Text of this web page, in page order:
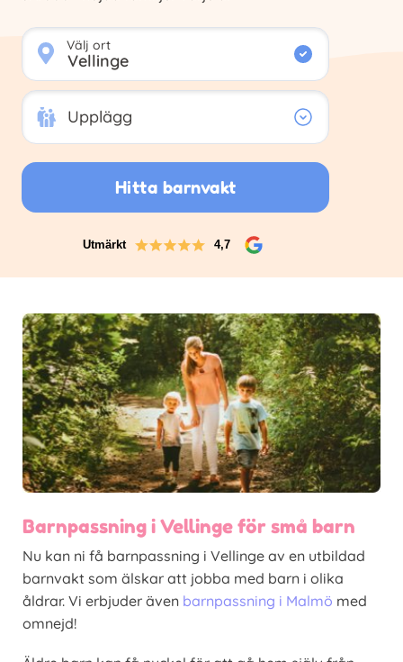
Välj ort
Upplägg
Upplägg
Hitta barnvakt
Utmärkt 4,7
Barnpassning i Vellinge för små barn
Nu kan ni få barnpassning i Vellinge av en utbildad
barnvakt som älskar att jobba med barn i olika
åldrar. Vi erbjuder även barnpassning i Malmö med
omnejd!